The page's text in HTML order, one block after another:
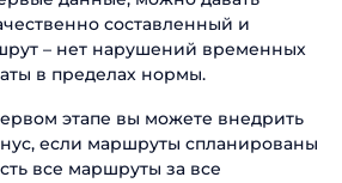
составленный и
– нет нарушений временных
в пределах нормы.
этапе вы можете внедрить
если маршруты спланированы
все маршруты за все
Заказать